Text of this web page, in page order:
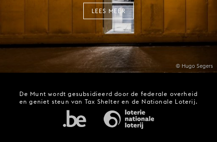
© Hugo Segers
LEES MEER
De Munt wordt gesubsidieerd door de federale overheid
en geniet steun van Tax Shelter en de Nationale Loterij.